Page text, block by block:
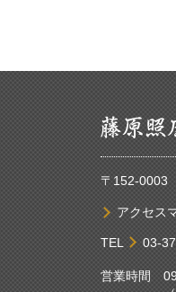
〒152-0003
アクセス
TEL 03-
営業時間